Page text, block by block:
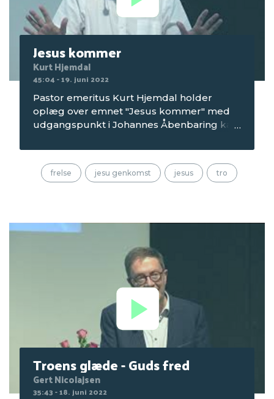
Jesus kommer
Kurt Hjemdal
45:04 - 19. juni 2022
Pastor emeritus Kurt Hjemdal holder
oplæg over emnet "Jesus kommer" med
udgangspunkt i Johannes Åbenbaring kap.
søndagen på Seniorcamping 1 i 2022, som
blev afholdt på Mørkholt Strand Camping.
frelse jesu genkomst jesus tro
Troens glæde - Guds fred
Gert Nicolajsen
35:43 - 18. juni 2022